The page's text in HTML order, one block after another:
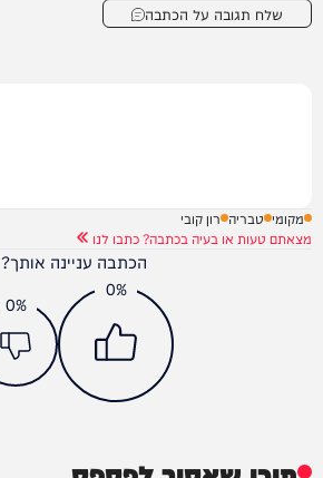
שלח תגובה על הכתבה
מקומי טבריה רון קובי
מצאתם טעות או בעיה בכתבה? כתבו לנו
הכתבה עניינה אותך?
0%
0%